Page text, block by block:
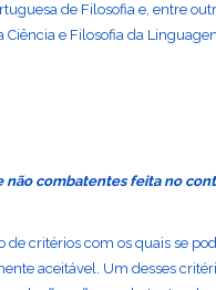
de Filosofia e, entre
e Filosofia da
combatentes feita no
critérios com os quais se
aceitável. Um desses